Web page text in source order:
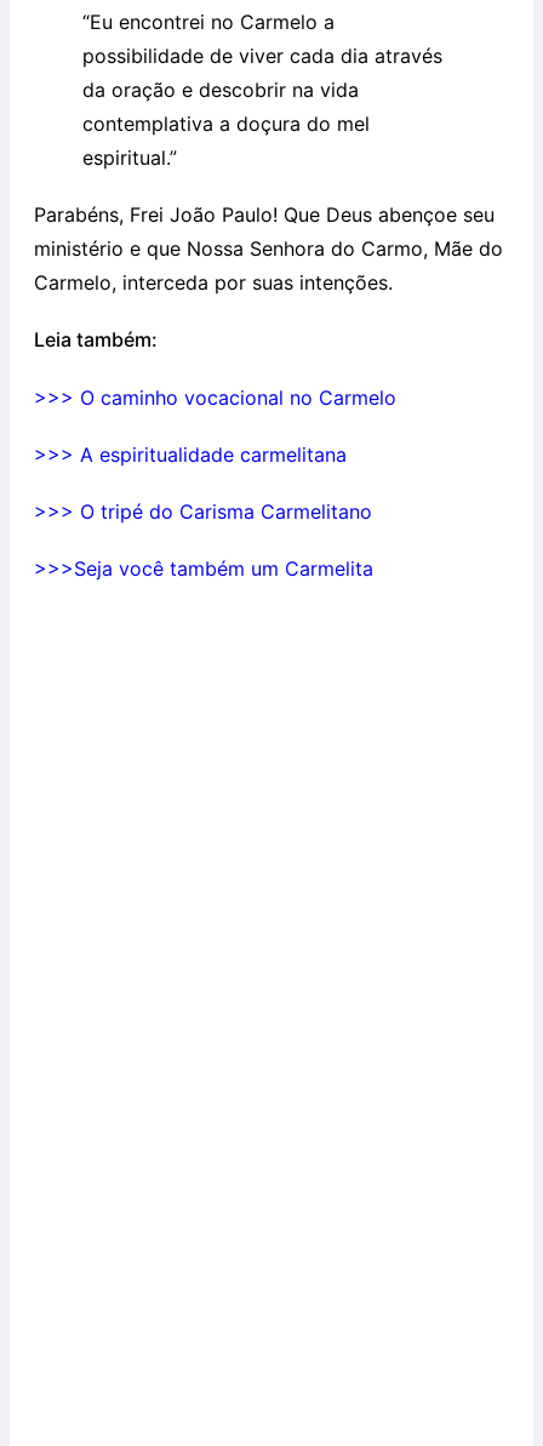
“Eu encontrei no Carmelo a
possibilidade de viver cada dia através
da oração e descobrir na vida
contemplativa a doçura do mel
espiritual.”
Parabéns, Frei João Paulo! Que Deus abençoe seu
ministério e que Nossa Senhora do Carmo, Mãe do
Carmelo, interceda por suas intenções.
Leia também:
>>> O caminho vocacional no Carmelo
>>> A espiritualidade carmelitana
>>> O tripé do Carisma Carmelitano
>>>Seja você também um Carmelita